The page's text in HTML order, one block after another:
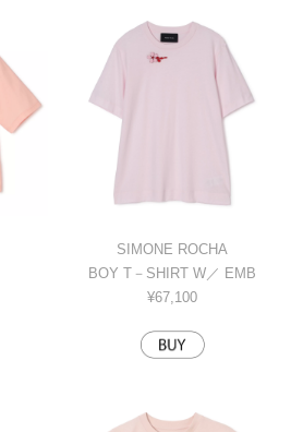
SIMONE ROCHA
BOY T－SHIRT W／ EMB
¥67,100